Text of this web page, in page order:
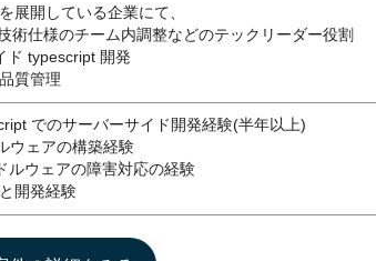
展開している企業にて、
術仕様のチーム内調整などのテックリーダー役割
ド typescript 開発
質管理
でのサーバーサイド開発経験(半年以上)
ウェアの構築経験
ルウェアの障害対応の経験
開発経験